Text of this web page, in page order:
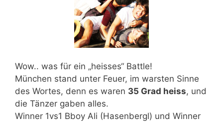
Wow.. was für ein „heisses“ Battle!
München stand unter Feuer, im warsten Sinne
des Wortes, denn es waren 35 Grad heiss, und
die Tänzer gaben alles.
Winner 1vs1 Bboy Ali (Hasenbergl) und Winner